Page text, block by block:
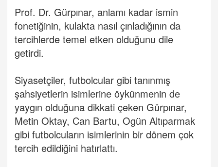
Prof. Dr. Gürpınar, anlamı kadar ismin
fonetiğinin, kulakta nasıl çınladığının da
tercihlerde temel etken olduğunu dile
getirdi.
Siyasetçiler, futbolcular gibi tanınmış
şahsiyetlerin isimlerine öykünmenin de
yaygın olduğuna dikkati çeken Gürpınar,
Metin Oktay, Can Bartu, Ogün Altıparmak
gibi futbolcuların isimlerinin bir dönem çok
tercih edildiğini hatırlattı.